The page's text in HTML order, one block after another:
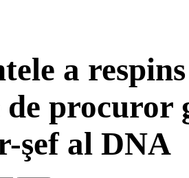
a
procuror
şef al DNA